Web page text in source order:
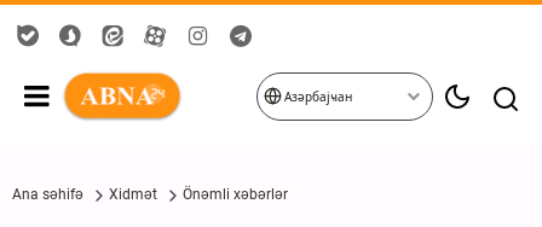
Азәрбајҹан
Ana səhifə Xidmət Önəmli xəbərlər